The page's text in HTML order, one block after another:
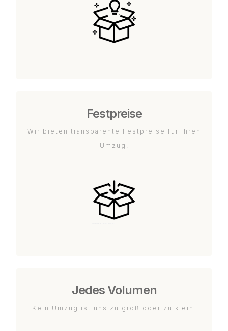
Festpreise
Wir bieten transparente Festpreise für Ihren
Umzug.
Jedes Volumen
Kein Umzug ist uns zu groß oder zu klein.